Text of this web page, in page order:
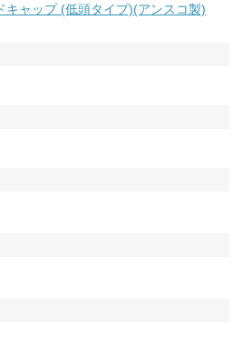
キャップ (低頭タイプ)(アンスコ製)